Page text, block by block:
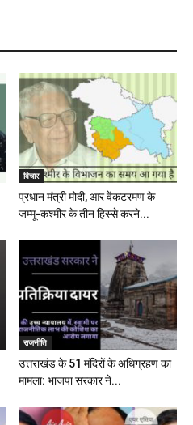
विचार
प्रधान मंत्री मोदी, आर वेंकटरमण के
जम्मू-कश्मीर के तीन हिस्से करने...
राजनीति
उत्तराखंड के 51 मंदिरों के अधिग्रहण का
मामला: भाजपा सरकार ने...